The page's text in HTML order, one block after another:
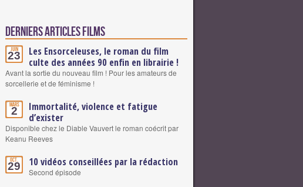
Derniers articles Films
Juin
23
Les Ensorceleuses, le roman du film
culte des années 90 enfin en librairie !
Avant la sortie du nouveau film ! Pour les amateurs de
sorcellerie et de féminisme !
Mars
2
Immortalité, violence et fatigue
d’exister
Disponible chez le Diable Vauvert le roman coécrit par
Keanu Reeves
Oct.
29 10 vidéos conseillées par la rédaction
Second épisode